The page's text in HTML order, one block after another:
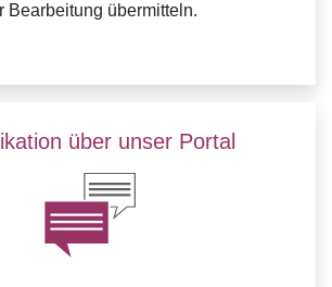
Bearbeitung übermitteln.
über unser Portal